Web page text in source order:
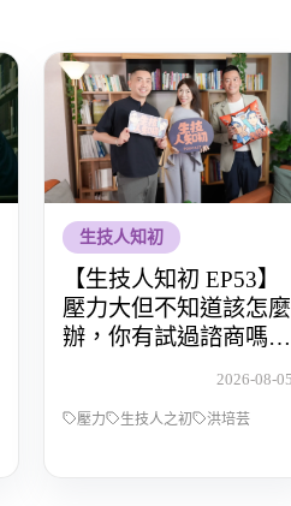
生技人知初
【生技人知初 EP53】
壓力大但不知道該怎麼
辦，你有試過諮商嗎？
2026-08-05
壓力 生技人之初 洪培芸